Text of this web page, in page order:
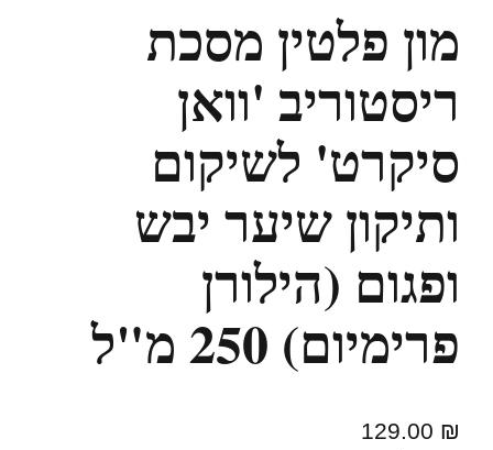
מון פלטין מסכת
ריסטוריב 'וואן
סיקרט' לשיקום
ותיקון שיער יבש
ופגום (הילורן
פרימיום) 250 מ"ל
129.00 ₪